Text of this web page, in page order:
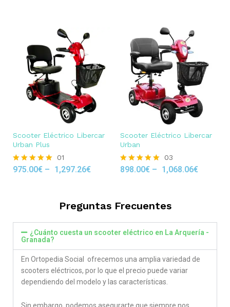
Scooter Eléctrico Libercar
Urban Plus
Rated
01
975.00€ – 1,297.26€
Scooter Eléctrico Libercar
Urban
Rated
03
898.00€ – 1,068.06€
Preguntas Frecuentes
¿Cuánto cuesta un scooter eléctrico en La Arquería -
Granada?
En Ortopedia Social ofrecemos una amplia variedad de
scooters eléctricos, por lo que el precio puede variar
dependiendo del modelo y las características.
Sin embargo, podemos asegurarte que siempre nos